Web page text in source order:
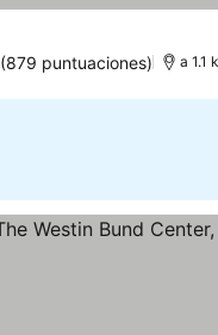
(879 puntuaciones) a 1.1